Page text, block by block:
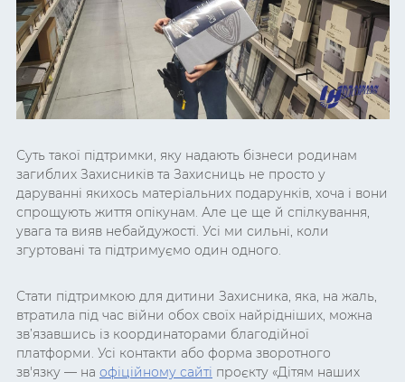
Суть такої підтримки, яку надають бізнеси родинам
загиблих Захисників та Захисниць не просто у
даруванні якихось матеріальних подарунків, хоча і вони
спрощують життя опікунам. Але це ще й спілкування,
увага та вияв небайдужості. Усі ми сильні, коли
згуртовані та підтримуємо один одного.
Стати підтримкою для дитини Захисника, яка, на жаль,
втратила під час війни обох своїх найрідніших, можна
зв’язавшись із координаторами благодійної
платформи. Усі контакти або форма зворотного
зв'язку — на офіційному сайті проєкту «Дітям наших